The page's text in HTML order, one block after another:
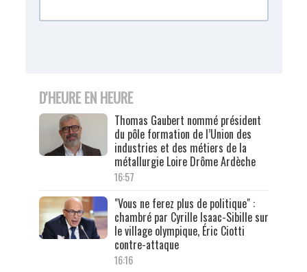
D'HEURE EN HEURE
Thomas Gaubert nommé président
du pôle formation de l’Union des
industries et des métiers de la
métallurgie Loire Drôme Ardèche
16:57
"Vous ne ferez plus de politique" :
chambré par Cyrille Isaac-Sibille sur
le village olympique, Éric Ciotti
contre-attaque
16:16